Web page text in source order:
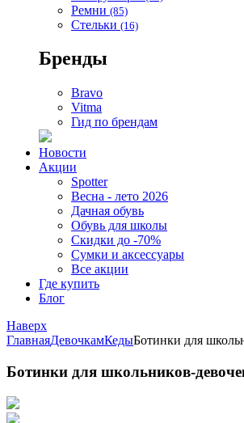
Ремни (85)
Стельки (16)
Бренды
Bravo
Vitma
Гид по брендам
Новости
Акции
Spotter
Весна - лето 2026
Дачная обувь
Обувь для школы
Скидки до -70%
Сумки и аксессуары
Все акции
Где купить
Блог
Наверх
ГлавнаяДевочкамКедыБотинки для
Ботинки для школьников-